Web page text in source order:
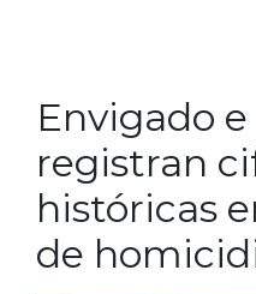
Envigado
registran
históricas
de